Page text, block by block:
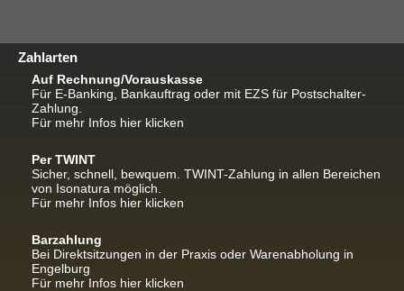
Zahlarten
Auf Rechnung/Vorauskasse
Für E-Banking, Bankauftrag oder mit EZS für Postschalter-
Zahlung.
Für mehr Infos hier klicken
Per TWINT
Sicher, schnell, bewquem. TWINT-Zahlung in allen Bereichen
von Isonatura möglich.
Für mehr Infos hier klicken
Barzahlung
Bei Direktsitzungen in der Praxis oder Warenabholung in
Engelburg
Für mehr Infos hier klicken